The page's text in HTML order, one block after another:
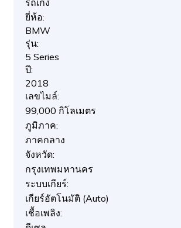
รถเก๋ง
ยี่ห้อ:
BMW
รุ่น:
5 Series
ปี:
2018
เลขไมล์:
99,000 กิโลเมตร
ภูมิภาค:
ภาคกลาง
จังหวัด:
กรุงเทพมหานคร
ระบบเกียร์:
เกียร์อัตโนมัติ (Auto)
เชื้อเพลิง: